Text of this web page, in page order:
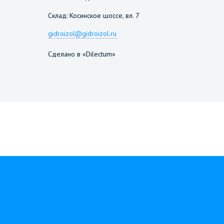
Склад: Косинское шоссе, вл. 7
gidroizol@gidroizol.ru
Сделано в «Dilectum»